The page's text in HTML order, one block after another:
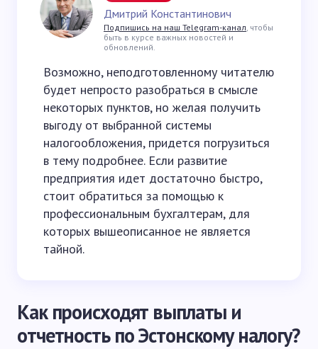
Дмитрий Константинович
Подпишись на наш Telegram-канал, чтобы
быть в курсе важных новостей и
обновлений.
Возможно, неподготовленному читателю
будет непросто разобраться в смысле
некоторых пунктов, но желая получить
выгоду от выбранной системы
налогообложения, придется погрузиться
в тему подробнее. Если развитие
предприятия идет достаточно быстро,
стоит обратиться за помощью к
профессиональным бухгалтерам, для
которых вышеописанное не является
тайной.
Как происходят выплаты и
отчетность по Эстонскому налогу?